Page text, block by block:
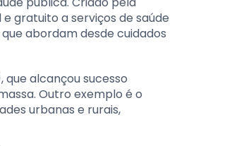
gratuito a serviços de saúde
abordam desde cuidados
alcançou sucesso
Outro exemplo é o
urbanas e rurais,